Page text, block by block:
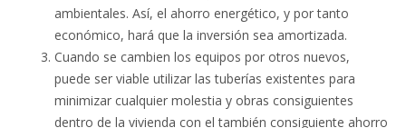
ambientales. Así, el ahorro energético, y por tanto
económico, hará que la inversión sea amortizada.
Cuando se cambien los equipos por otros nuevos,
puede ser viable utilizar las tuberías existentes para
minimizar cualquier molestia y obras consiguientes
dentro de la vivienda con el también consiguiente ahorro